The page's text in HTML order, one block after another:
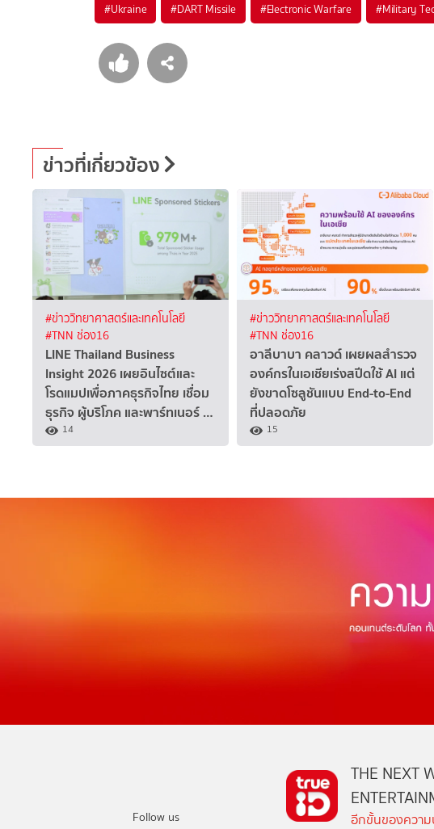
#Ukraine #DART Missile #Electronic Warfare #Military
ข่าวที่เกี่ยวข้อง
#ข่าววิทยาศาสตร์และเทคโนโลยี
#TNN ช่อง16
LINE Thailand Business
Insight 2026 เผยอินไซต์และ
โรดแมปเพื่อภาคธุรกิจไทย เชื่อม
ธุรกิจ ผู้บริโภค และพาร์ทเนอร์ …
14
#ข่าววิทยาศาสตร์และเทคโนโลยี
#TNN ช่อง16
อาลีบาบา คลาวด์ เผยผลสำรวจ
องค์กรในเอเชียเร่งสปีดใช้ AI แต่
ยังขาดโซลูชันแบบ End-to-End
ที่ปลอดภัย
15
Follow us
THE NEXT
อีกขั้นของความ